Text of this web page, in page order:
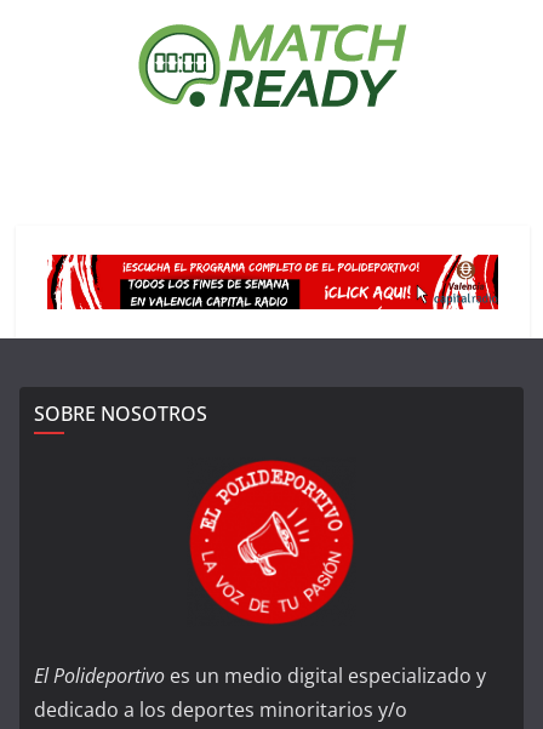
SOBRE NOSOTROS
El Polideportivo es un medio digital especializado y
dedicado a los deportes minoritarios y/o